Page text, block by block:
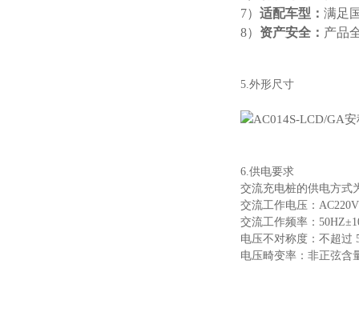
7） 适配车型： 满足
8） 资产安全： 产品
5.外形尺寸
6.供电要求
交流充电桩的供电方式
交流工作电压：
交流工作频率：
电压不对称度：不超过
电压畸变率：非正弦含